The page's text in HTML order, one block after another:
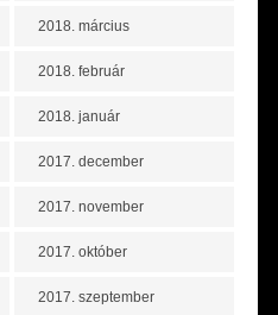
2018. március
2018. február
2018. január
2017. december
2017. november
2017. október
2017. szeptember